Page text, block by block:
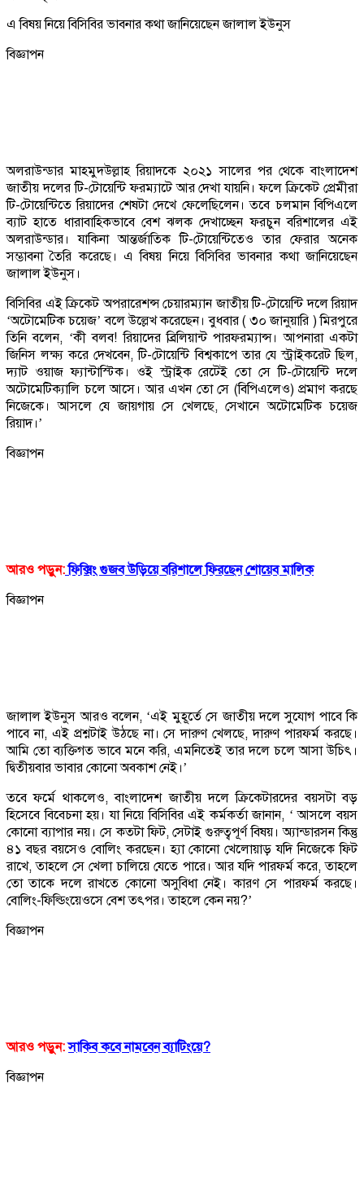
এ বিষয় নিয়ে বিসিবির ভাবনার কথা জানিয়েছেন জালাল ইউনুস
বিজ্ঞাপন
অলরাউন্ডার মাহমুদউল্লাহ রিয়াদকে ২০২১ সালের পর থেকে বাংলাদেশ
জাতীয় দলের টি-টোয়েন্টি ফরম্যাটে আর দেখা যায়নি। ফলে ক্রিকেট প্রেমীরা
টি-টোয়েন্টিতে রিয়াদের শেষটা দেখে ফেলেছিলেন। তবে চলমান বিপিএলে
ব্যাট হাতে ধারাবাহিকভাবে বেশ ঝলক দেখাচ্ছেন ফরচুন বরিশালের এই
অলরাউন্ডার। যাকিনা আন্তর্জাতিক টি-টোয়েন্টিতেও তার ফেরার অনেক
সম্ভাবনা তৈরি করেছে। এ বিষয় নিয়ে বিসিবির ভাবনার কথা জানিয়েছেন
জালাল ইউনুস।
বিসিবির এই ক্রিকেট অপরারেশন্স চেয়ারম্যান জাতীয় টি-টোয়েন্টি দলে রিয়াদ
‘অটোমেটিক চয়েজ’ বলে উল্লেখ করেছেন। বুধবার ( ৩০ জানুয়ারি ) মিরপুরে
তিনি বলেন, ‘কী বলব! রিয়াদের ব্রিলিয়ান্ট পারফরম্যান্স। আপনারা একটা
জিনিস লক্ষ্য করে দেখবেন, টি-টোয়েন্টি বিশ্বকাপে তার যে স্ট্রাইকরেট ছিল,
দ্যাট ওয়াজ ফ্যান্টাস্টিক। ওই স্ট্রাইক রেটেই তো সে টি-টোয়েন্টি দলে
অটোমেটিক্যালি চলে আসে। আর এখন তো সে (বিপিএলেও) প্রমাণ করছে
নিজেকে। আসলে যে জায়গায় সে খেলছে, সেখানে অটোমেটিক চয়েজ
রিয়াদ।’
বিজ্ঞাপন
আরও পড়ুন:ফিক্সিং গুজব উড়িয়ে বরিশালে ফিরছেন শোয়েব মালিক
বিজ্ঞাপন
জালাল ইউনুস আরও বলেন, ‘এই মুহূর্তে সে জাতীয় দলে সুযোগ পাবে কি
পাবে না, এই প্রশ্নটাই উঠছে না। সে দারুণ খেলছে, দারুণ পারফর্ম করছে।
আমি তো ব্যক্তিগত ভাবে মনে করি, এমনিতেই তার দলে চলে আসা উচিৎ।
দ্বিতীয়বার ভাবার কোনো অবকাশ নেই।’
তবে ফর্মে থাকলেও, বাংলাদেশ জাতীয় দলে ক্রিকেটারদের বয়সটা বড়
হিসেবে বিবেচনা হয়। যা নিয়ে বিসিবির এই কর্মকর্তা জানান, ‘ আসলে বয়স
কোনো ব্যাপার নয়। সে কতটা ফিট, সেটাই গুরুত্বপূর্ণ বিষয়। অ্যান্ডারসন কিন্তু
৪১ বছর বয়সেও বোলিং করছেন। হ্যা কোনো খেলোয়াড় যদি নিজেকে ফিট
রাখে, তাহলে সে খেলা চালিয়ে যেতে পারে। আর যদি পারফর্ম করে, তাহলে
তো তাকে দলে রাখতে কোনো অসুবিধা নেই। কারণ সে পারফর্ম করছে।
বোলিং-ফিল্ডিংয়েওসে বেশ তৎপর। তাহলে কেন নয়?’
বিজ্ঞাপন
আরও পড়ুন: সাকিব কবে নামবেন ব্যাটিংয়ে?
বিজ্ঞাপন